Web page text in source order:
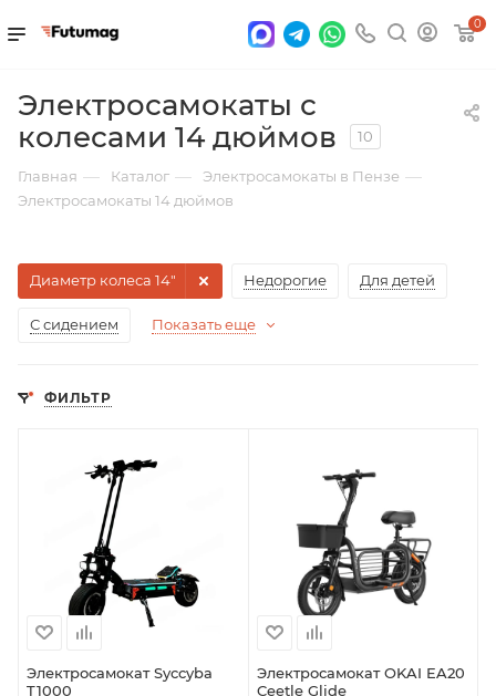
0
Электросамокаты с
колесами 14 дюймов
10
Главная — Каталог — Электросамокаты в Пензе —
Электросамокаты 14 дюймов
Недорогие Для детей
С сидением
Диаметр колеса 14"
Показать еще
ФИЛЬТР
Электросамокат Syccyba
T1000
Электросамокат OKAI EA20
Ceetle Glide